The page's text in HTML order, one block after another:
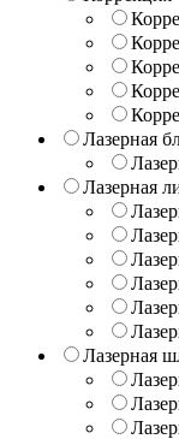
Лазерная
Лазерная
Лазерная